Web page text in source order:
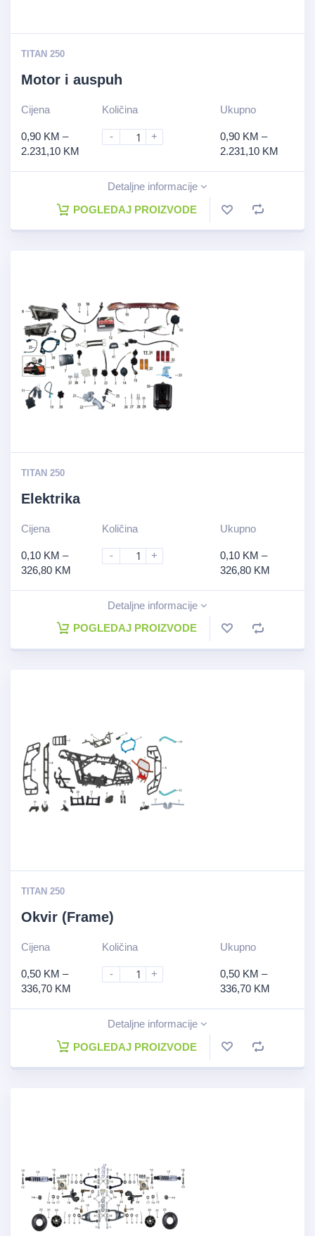
TITAN 250
Motor i auspuh
Cijena
0,90 KM –
2.231,10 KM
Količina
- +
Ukupno
0,90 KM –
2.231,10 KM
Detaljne informacije
POGLEDAJ PROIZVODE
TITAN 250
Elektrika
Cijena
0,10 KM –
326,80 KM
Količina
- +
Ukupno
0,10 KM –
326,80 KM
Detaljne informacije
POGLEDAJ PROIZVODE
TITAN 250
Okvir (Frame)
Cijena
0,50 KM –
336,70 KM
Količina
- +
Ukupno
0,50 KM –
336,70 KM
Detaljne informacije
POGLEDAJ PROIZVODE